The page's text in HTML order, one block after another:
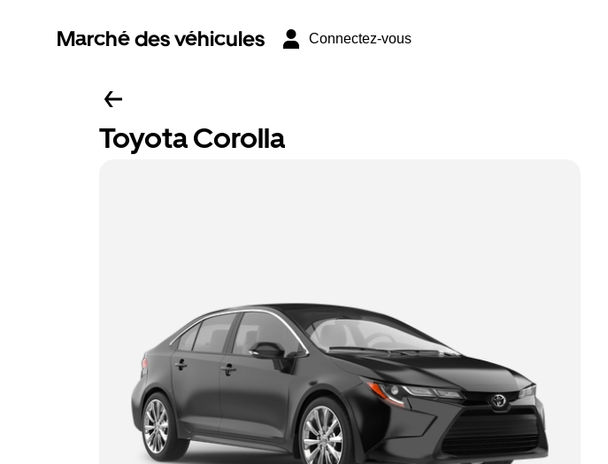
Marché des véhicules Connectez-vous
Toyota Corolla